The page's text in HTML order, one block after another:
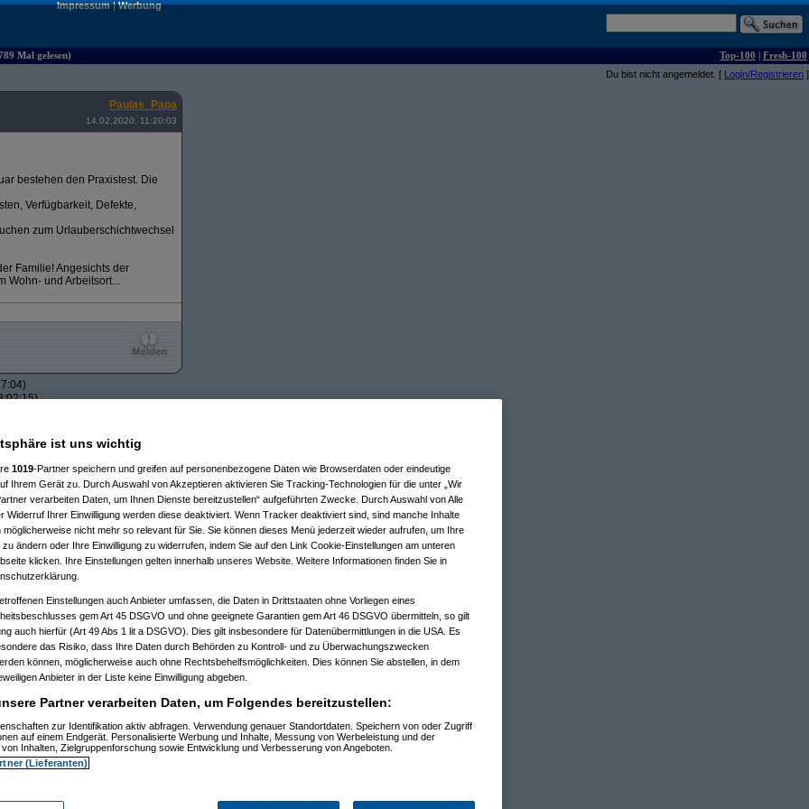
Impressum|Werbung
Mal gelesen) Top-100 | Fresh-100
Du bist nicht angemeldet. [ Login/Registrieren ]
Paulas_Papa
14.02.2020, 11:20:03
bestehen den Praxistest. Die
Verfügbarkeit, Defekte,
zum Urlauberschichtwechsel
Familie! Angesichts der
Wohn- und Arbeitsort...
16:03:19)
16:07:17)
16:04:56)
16:10:05)
16:11:10)
16:14:24)
13:07:37)
13:10:58)
13:14:43)
13:30:09)
13:52:16)
14.02.2020, 13:55:18)
14.02.2020, 13:59:11)
am 14.02.2020, 14:03:03)
am 14.02.2020, 14:10:02)
am 14.02.2020, 14:22:04)
Lazy Jones
am 14.02.2020, 14:31:54)
(User587913 am 14.02.2020, 14:35:24)
(Lazy Jonesam 14.02.2020, 14:38:45)
(raiunoam 14.02.2020, 14:35:08)
(Lazy Jonesam 14.02.2020, 14:52:56)
(Paulas_Papa
am 14.02.2020, 14:13:22)
ist uns wichtig
1019-Partner speichern und greifen auf personenbezogene Daten wie Browserdaten oder eindeutige
Ihrem Gerät zu. Durch Auswahl von Akzeptieren aktivieren Sie Tracking-Technologien für die unter „Wir
verarbeiten Daten, um Ihnen Dienste bereitzustellen“ aufgeführten Zwecke. Durch Auswahl von Alle
Widerruf Ihrer Einwilligung werden diese deaktiviert. Wenn Tracker deaktiviert sind, sind manche Inhalte
möglicherweise nicht mehr so relevant für Sie. Sie können dieses Menü jederzeit wieder aufrufen, um Ihre
zu ändern oder Ihre Einwilligung zu widerrufen, indem Sie auf den Link Cookie-Einstellungen am unteren
klicken. Ihre Einstellungen gelten innerhalb unseres Website. Weitere Informationen finden Sie in
Einstellungen auch Anbieter umfassen, die Daten in Drittstaaten ohne Vorliegen eines
gem Art 45 DSGVO und ohne geeignete Garantien gem Art 46 DSGVO übermitteln, so gilt
auch hierfür (Art 49 Abs 1 lit a DSGVO). Dies gilt insbesondere für Datenübermittlungen in die USA. Es
das Risiko, dass Ihre Daten durch Behörden zu Kontroll- und zu Überwachungszwecken
können, möglicherweise auch ohne Rechtsbehelfsmöglichkeiten. Dies können Sie abstellen, in dem
Anbieter in der Liste keine Einwilligung abgeben.
Partner verarbeiten Daten, um Folgendes bereitzustellen:
zur Identifikation aktiv abfragen. Verwendung genauer Standortdaten. Speichern von oder Zugriff
auf einem Endgerät. Personalisierte Werbung und Inhalte, Messung von Werbeleistung und der
Inhalten, Zielgruppenforschung sowie Entwicklung und Verbesserung von Angeboten.
(Lieferanten)